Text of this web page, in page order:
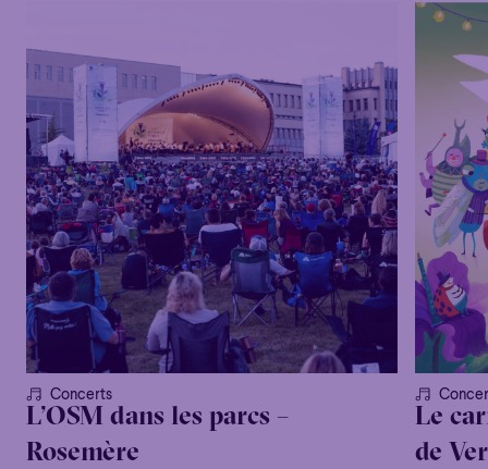
Concerts
L’OSM dans les parcs –
Rosemère
Le
de